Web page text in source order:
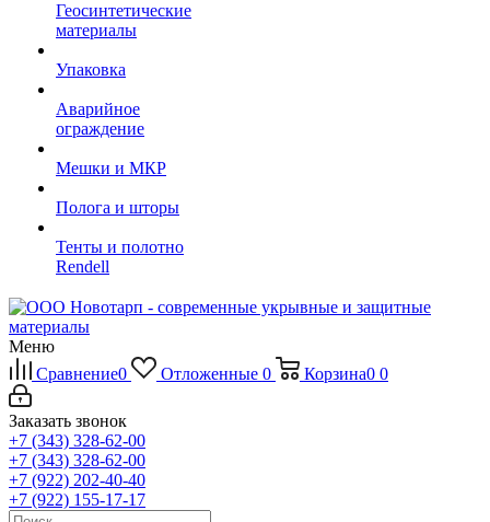
Геосинтетические
материалы
Упаковка
Аварийное
ограждение
Мешки и МКР
Полога и шторы
Тенты и полотно
Rendell
Меню
Сравнение0 Отложенные 0 Корзина0 0
Заказать звонок
+7 (343) 328-62-00
+7 (343) 328-62-00
+7 (922) 202-40-40
+7 (922) 155-17-17